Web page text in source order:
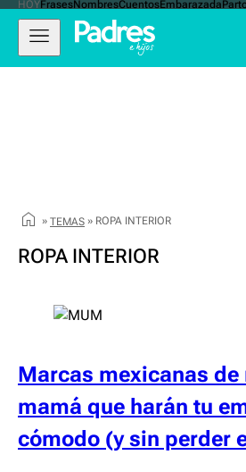
Ir
contenido
HOYFrasesNombresCuentosEmbarazada
Abrir
navegación
Cerrar
Navegación
Padres e hijos
» TEMAS » ROPA INTERIOR
ROPA INTERIOR
Marcas mexicanas de
mamá que harán tu
cómodo (y sin perder